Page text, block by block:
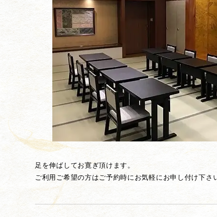
足を伸ばしてお寛ぎ頂けます。
ご利用ご希望の方はご予約時にお気軽にお申し付け下さ